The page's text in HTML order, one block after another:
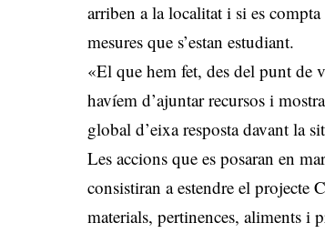
arriben a la localitat i si es
mesures que s’estan estudiant.
«El que hem fet, des del punt de
havíem d’ajuntar recursos i
global d’eixa resposta davant la
Les accions que es posaran en
consistiran a estendre el projecte
materials, pertinences, aliments i